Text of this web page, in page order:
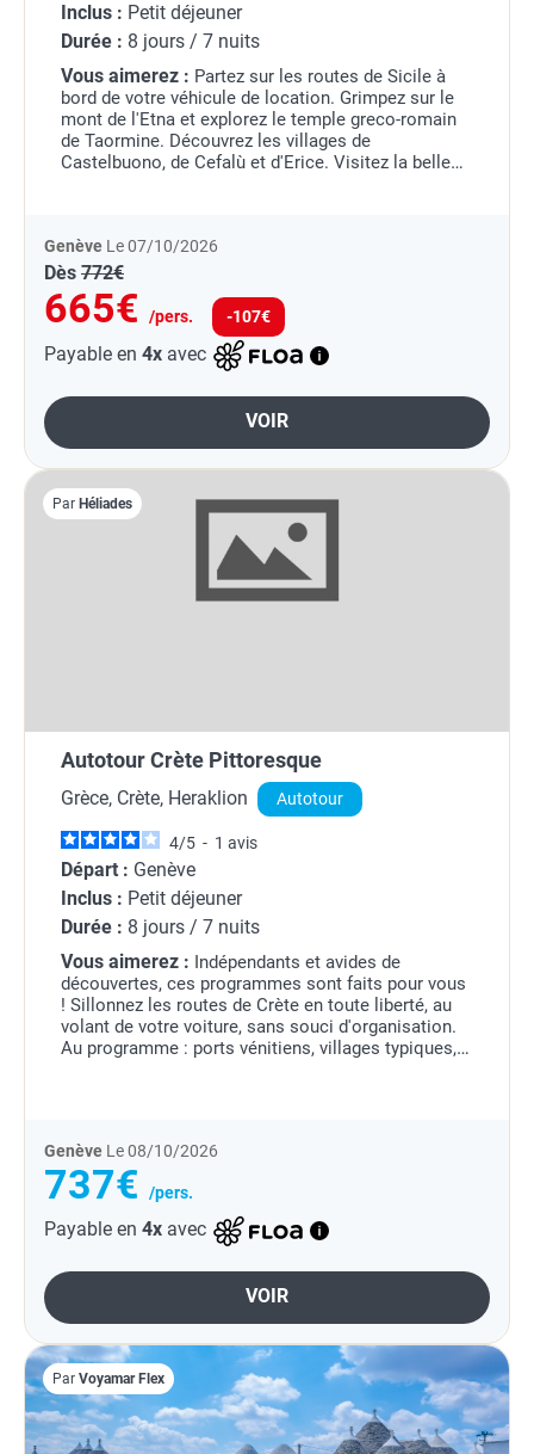
Inclus : Petit déjeuner
Durée : 8 jours / 7 nuits
Vous aimerez : Partez sur les routes de Sicile à
bord de votre véhicule de location. Grimpez sur le
mont de l'Etna et explorez le temple greco-romain
de Taormine. Découvrez les villages de
Castelbuono, de Cefalù et d'Erice. Visitez la belle
Genève Le 07/10/2026
Dès 772€
665€ /pers. -107€
Payable en 4x avec
VOIR
Par Héliades
Autotour Crète Pittoresque
Grèce, Crète, Heraklion Autotour
4/5 - 1 avis
Départ : Genève
Inclus : Petit déjeuner
Durée : 8 jours / 7 nuits
Vous aimerez : Indépendants et avides de
découvertes, ces programmes sont faits pour vous
! Sillonnez les routes de Crète en toute liberté, au
volant de votre voiture, sans souci d'organisation.
Au programme : ports vénitiens, villages typiques,
Genève Le 08/10/2026
737€ /pers.
Payable en 4x avec
VOIR
Par Voyamar Flex